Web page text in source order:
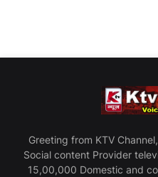
Greeting from KTV
Social content Provider
15,00,000 Domestic and